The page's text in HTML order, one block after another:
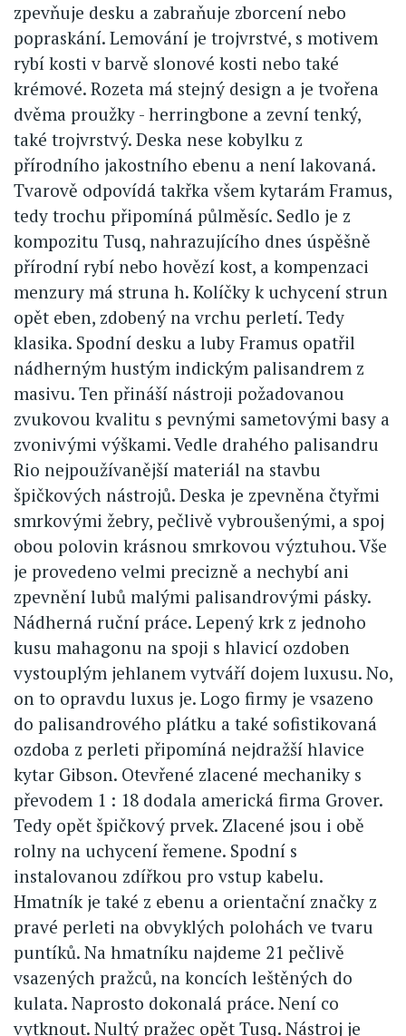
zpevňuje desku a zabraňuje zborcení nebo
popraskání. Lemování je trojvrstvé, s motivem
rybí kosti v barvě slonové kosti nebo také
krémové. Rozeta má stejný design a je tvořena
dvěma proužky - herringbone a zevní tenký,
také trojvrstvý. Deska nese kobylku z
přírodního jakostního ebenu a není lakovaná.
Tvarově odpovídá takřka všem kytarám Framus,
tedy trochu připomíná půlměsíc. Sedlo je z
kompozitu Tusq, nahrazujícího dnes úspěšně
přírodní rybí nebo hovězí kost, a kompenzaci
menzury má struna h. Kolíčky k uchycení strun
opět eben, zdobený na vrchu perletí. Tedy
klasika. Spodní desku a luby Framus opatřil
nádherným hustým indickým palisandrem z
masivu. Ten přináší nástroji požadovanou
zvukovou kvalitu s pevnými sametovými basy a
zvonivými výškami. Vedle drahého palisandru
Rio nejpoužívanější materiál na stavbu
špičkových nástrojů. Deska je zpevněna čtyřmi
smrkovými žebry, pečlivě vybroušenými, a spoj
obou polovin krásnou smrkovou výztuhou. Vše
je provedeno velmi precizně a nechybí ani
zpevnění lubů malými palisandrovými pásky.
Nádherná ruční práce. Lepený krk z jednoho
kusu mahagonu na spoji s hlavicí ozdoben
vystouplým jehlanem vytváří dojem luxusu. No,
on to opravdu luxus je. Logo firmy je vsazeno
do palisandrového plátku a také sofistikovaná
ozdoba z perleti připomíná nejdražší hlavice
kytar Gibson. Otevřené zlacené mechaniky s
převodem 1 : 18 dodala americká firma Grover.
Tedy opět špičkový prvek. Zlacené jsou i obě
rolny na uchycení řemene. Spodní s
instalovanou zdířkou pro vstup kabelu.
Hmatník je také z ebenu a orientační značky z
pravé perleti na obvyklých polohách ve tvaru
puntíků. Na hmatníku najdeme 21 pečlivě
vsazených pražců, na koncích leštěných do
kulata. Naprosto dokonalá práce. Není co
vytknout. Nultý pražec opět Tusq. Nástroj je